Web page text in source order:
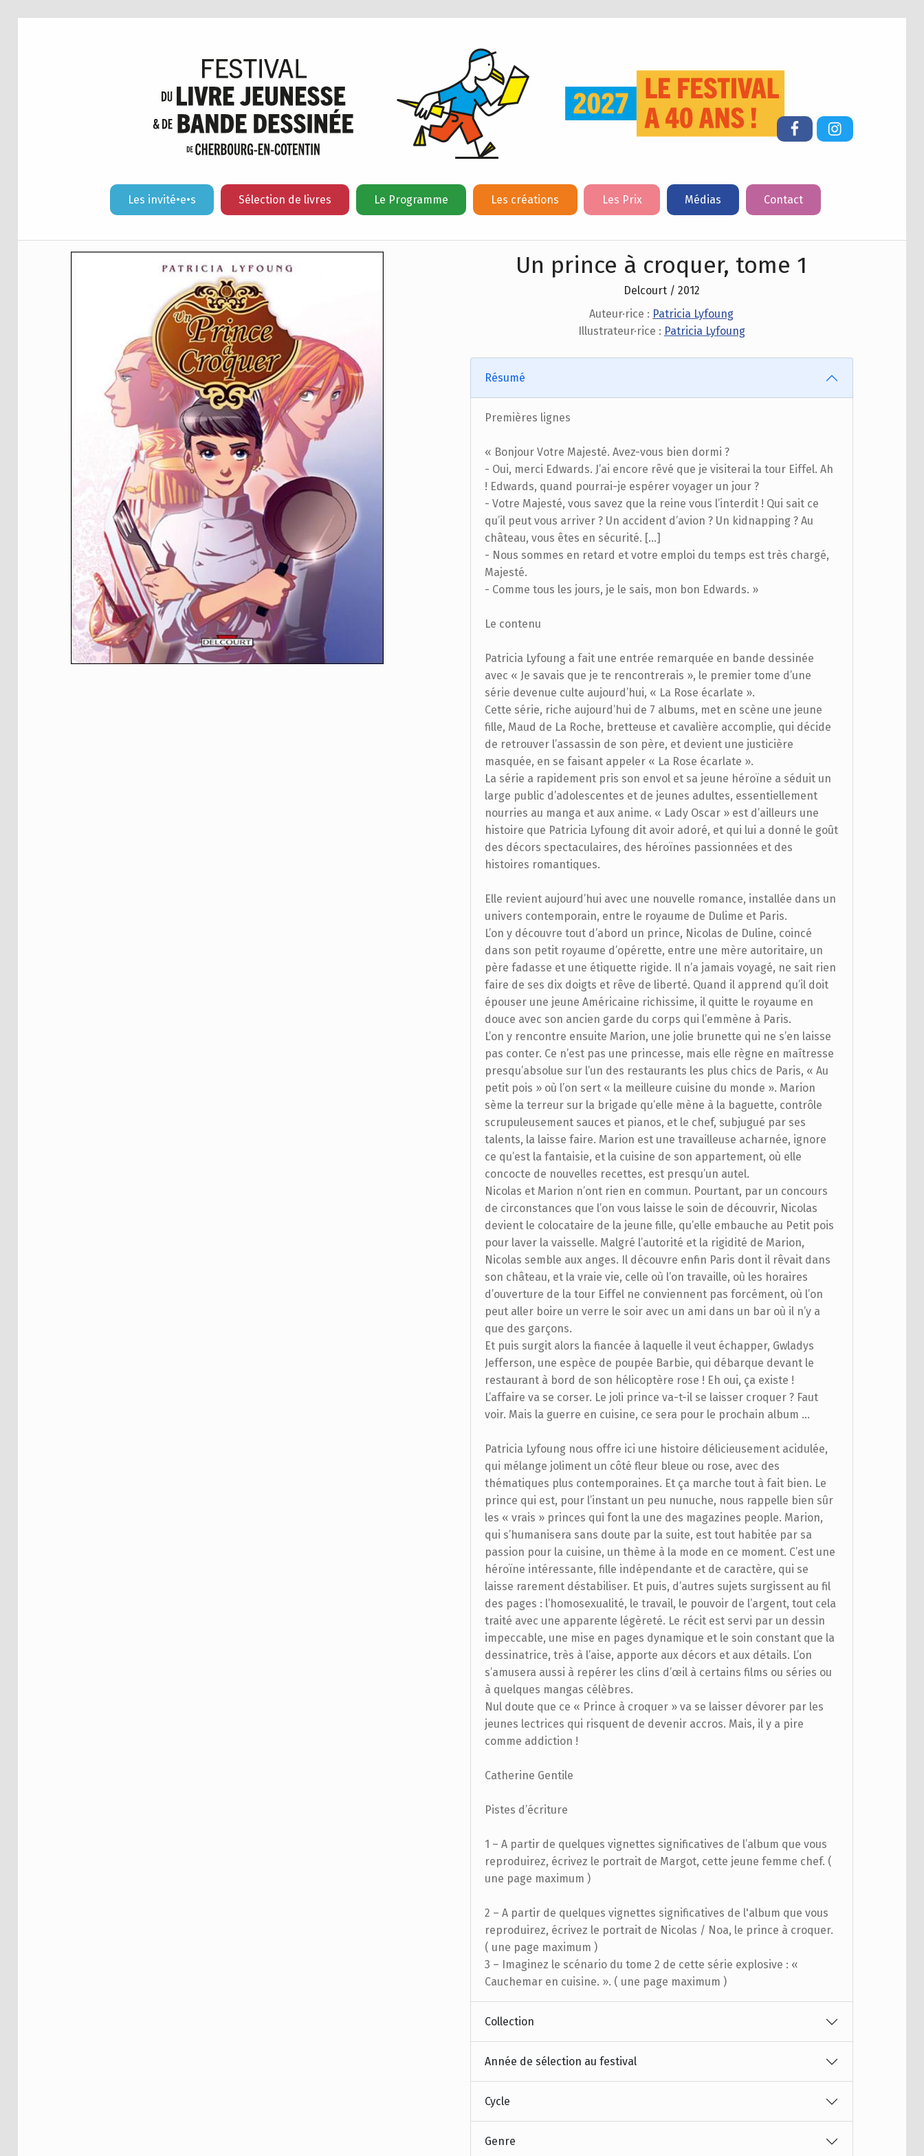
Les invité•e•s Sélection de livres Le Programme Les créations Les Prix Médias Contact
FacebookInstagram
Un prince à croquer, tome 1
Delcourt / 2012
Auteur·rice : Patricia Lyfoung
Illustrateur·rice : Patricia Lyfoung
Résumé
Premières lignes
« Bonjour Votre Majesté. Avez-vous bien dormi ?
- Oui, merci Edwards. J’ai encore rêvé que je visiterai la tour Eiffel. Ah
! Edwards, quand pourrai-je espérer voyager un jour ?
- Votre Majesté, vous savez que la reine vous l’interdit ! Qui sait ce
qu’il peut vous arriver ? Un accident d’avion ? Un kidnapping ? Au
château, vous êtes en sécurité. […]
- Nous sommes en retard et votre emploi du temps est très chargé,
Majesté.
- Comme tous les jours, je le sais, mon bon Edwards. »
Le contenu
Patricia Lyfoung a fait une entrée remarquée en bande dessinée
avec « Je savais que je te rencontrerais », le premier tome d’une
série devenue culte aujourd’hui, « La Rose écarlate ».
Cette série, riche aujourd’hui de 7 albums, met en scène une jeune
fille, Maud de La Roche, bretteuse et cavalière accomplie, qui décide
de retrouver l’assassin de son père, et devient une justicière
masquée, en se faisant appeler « La Rose écarlate ».
La série a rapidement pris son envol et sa jeune héroïne a séduit un
large public d’adolescentes et de jeunes adultes, essentiellement
nourries au manga et aux anime. « Lady Oscar » est d’ailleurs une
histoire que Patricia Lyfoung dit avoir adoré, et qui lui a donné le goût
des décors spectaculaires, des héroïnes passionnées et des
histoires romantiques.
Elle revient aujourd’hui avec une nouvelle romance, installée dans un
univers contemporain, entre le royaume de Dulime et Paris.
L’on y découvre tout d’abord un prince, Nicolas de Duline, coincé
dans son petit royaume d’opérette, entre une mère autoritaire, un
père fadasse et une étiquette rigide. Il n’a jamais voyagé, ne sait rien
faire de ses dix doigts et rêve de liberté. Quand il apprend qu’il doit
épouser une jeune Américaine richissime, il quitte le royaume en
douce avec son ancien garde du corps qui l’emmène à Paris.
L’on y rencontre ensuite Marion, une jolie brunette qui ne s’en laisse
pas conter. Ce n’est pas une princesse, mais elle règne en maîtresse
presqu’absolue sur l’un des restaurants les plus chics de Paris, « Au
petit pois » où l’on sert « la meilleure cuisine du monde ». Marion
sème la terreur sur la brigade qu’elle mène à la baguette, contrôle
scrupuleusement sauces et pianos, et le chef, subjugué par ses
talents, la laisse faire. Marion est une travailleuse acharnée, ignore
ce qu’est la fantaisie, et la cuisine de son appartement, où elle
concocte de nouvelles recettes, est presqu’un autel.
Nicolas et Marion n’ont rien en commun. Pourtant, par un concours
de circonstances que l’on vous laisse le soin de découvrir, Nicolas
devient le colocataire de la jeune fille, qu’elle embauche au Petit pois
pour laver la vaisselle. Malgré l’autorité et la rigidité de Marion,
Nicolas semble aux anges. Il découvre enfin Paris dont il rêvait dans
son château, et la vraie vie, celle où l’on travaille, où les horaires
d’ouverture de la tour Eiffel ne conviennent pas forcément, où l’on
peut aller boire un verre le soir avec un ami dans un bar où il n’y a
que des garçons.
Et puis surgit alors la fiancée à laquelle il veut échapper, Gwladys
Jefferson, une espèce de poupée Barbie, qui débarque devant le
restaurant à bord de son hélicoptère rose ! Eh oui, ça existe !
L’affaire va se corser. Le joli prince va-t-il se laisser croquer ? Faut
voir. Mais la guerre en cuisine, ce sera pour le prochain album …
Patricia Lyfoung nous offre ici une histoire délicieusement acidulée,
qui mélange joliment un côté fleur bleue ou rose, avec des
thématiques plus contemporaines. Et ça marche tout à fait bien. Le
prince qui est, pour l’instant un peu nunuche, nous rappelle bien sûr
les « vrais » princes qui font la une des magazines people. Marion,
qui s’humanisera sans doute par la suite, est tout habitée par sa
passion pour la cuisine, un thème à la mode en ce moment. C’est une
héroïne intéressante, fille indépendante et de caractère, qui se
laisse rarement déstabiliser. Et puis, d’autres sujets surgissent au fil
des pages : l’homosexualité, le travail, le pouvoir de l’argent, tout cela
traité avec une apparente légèreté. Le récit est servi par un dessin
impeccable, une mise en pages dynamique et le soin constant que la
dessinatrice, très à l’aise, apporte aux décors et aux détails. L’on
s’amusera aussi à repérer les clins d’œil à certains films ou séries ou
à quelques mangas célèbres.
Nul doute que ce « Prince à croquer » va se laisser dévorer par les
jeunes lectrices qui risquent de devenir accros. Mais, il y a pire
comme addiction !
Catherine Gentile
Pistes d’écriture
1 – A partir de quelques vignettes significatives de l’album que vous
reproduirez, écrivez le portrait de Margot, cette jeune femme chef. (
une page maximum )
2 – A partir de quelques vignettes significatives de l'album que vous
reproduirez, écrivez le portrait de Nicolas / Noa, le prince à croquer.
( une page maximum )
3 – Imaginez le scénario du tome 2 de cette série explosive : «
Cauchemar en cuisine. ». ( une page maximum )
Collection
Année de sélection au festival
Cycle
Genre